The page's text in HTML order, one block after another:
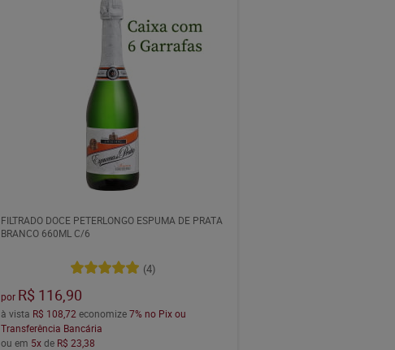
FILTRADO DOCE PETERLONGO ESPUMA DE PRATA
BRANCO 660ML C/6
(4)
por R$ 116,90
à vista R$ 108,72 economize7% no Pix ou
Transferência Bancária
ou em 5xde R$ 23,38